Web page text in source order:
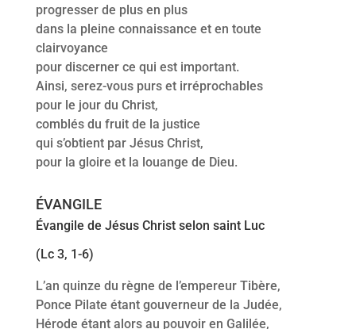
progresser de plus en plus
dans la pleine connaissance et en toute
clairvoyance
pour discerner ce qui est important.
Ainsi, serez-vous purs et irréprochables
pour le jour du Christ,
comblés du fruit de la justice
qui s’obtient par Jésus Christ,
pour la gloire et la louange de Dieu.
ÉVANGILE
Évangile de Jésus Christ selon saint Luc
(Lc 3, 1-6)
L’an quinze du règne de l’empereur Tibère,
Ponce Pilate étant gouverneur de la Judée,
Hérode étant alors au pouvoir en Galilée,